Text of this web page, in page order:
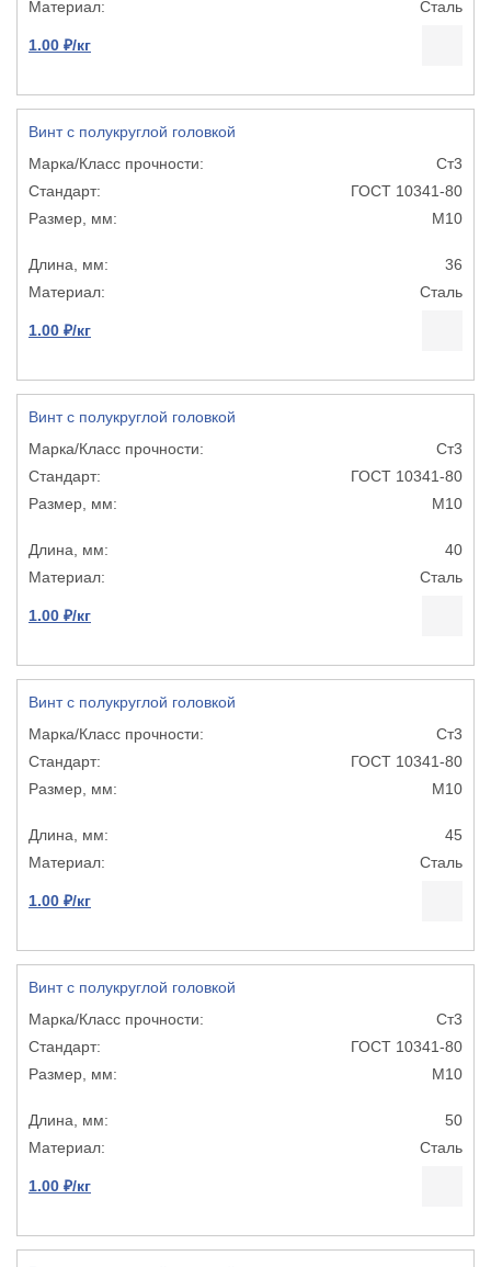
Сталь
1.00 ₽/кг
Винт с полукруглой головкой
Ст3
ГОСТ 10341-80
М10
36
Сталь
1.00 ₽/кг
Винт с полукруглой головкой
Ст3
ГОСТ 10341-80
М10
40
Сталь
1.00 ₽/кг
Винт с полукруглой головкой
Ст3
ГОСТ 10341-80
М10
45
Сталь
1.00 ₽/кг
Винт с полукруглой головкой
Ст3
ГОСТ 10341-80
М10
50
Сталь
1.00 ₽/кг